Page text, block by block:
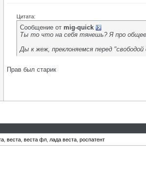
Цитата:
Сообщение от mig-quick
Ты то что на себя тянешь? Я про общее
Ды к жеж, преклоняемся перед
Прав был старик
веста веста фл лада веста роспатент